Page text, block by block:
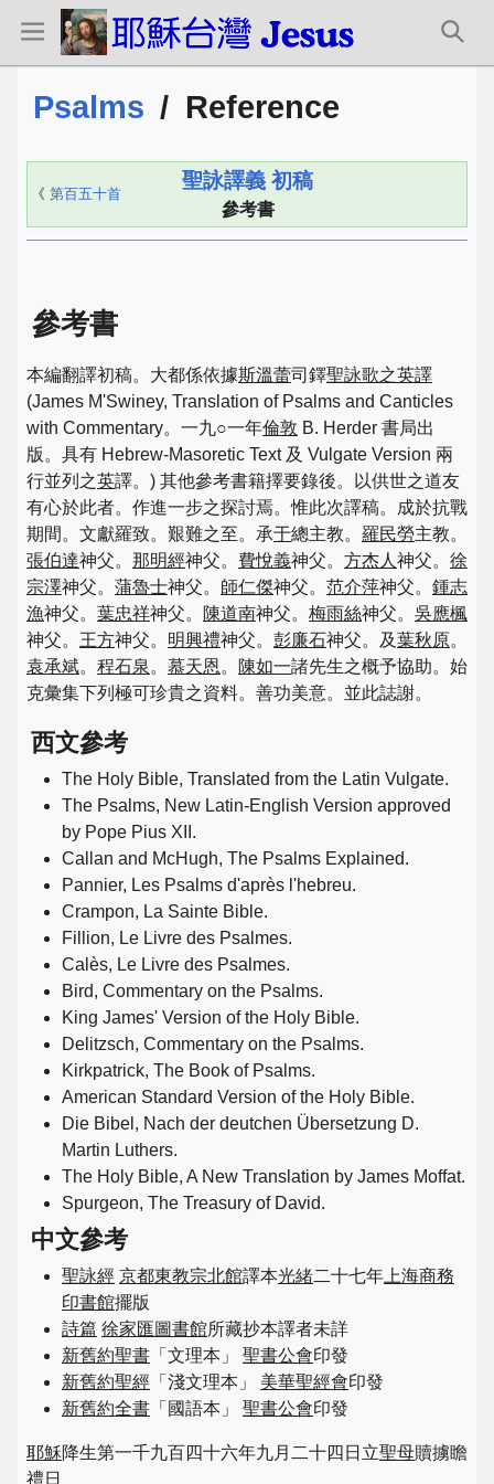
Psalms / Reference
《 第百五十首
聖詠譯義 初稿
參考書
參考書
本編翻譯初稿。大都係依據斯溫蕾司鐸聖詠歌之英譯
(James M'Swiney, Translation of Psalms and Canticles
with Commentary。一九○一年倫敦 B. Herder 書局出
版。具有 Hebrew-Masoretic Text 及 Vulgate Version 兩
行並列之英譯。) 其他參考書籍擇要錄後。以供世之道友
有心於此者。作進一步之探討焉。惟此次譯稿。成於抗戰
期間。文獻羅致。艱難之至。承于總主教。 羅民勞主教。
張伯達神父。 那明經神父。 費悅義神父。 方杰人神父。 徐
宗澤神父。 蒲魯士神父。 師仁傑神父。 范介萍神父。 鍾志
漁神父。 葉忠祥神父。 陳道南神父。 梅雨絲神父。 吳應楓
神父。 王方神父。 明興禮神父。 彭廉石神父。及葉秋原。
袁承斌。 程石泉。 慕天恩。 陳如一諸先生之概予協助。始
克彙集下列極可珍貴之資料。善功美意。並此誌謝。
西文參考
The Holy Bible, Translated from the Latin Vulgate.
The Psalms, New Latin-English Version approved
by Pope Pius XII.
Callan and McHugh, The Psalms Explained.
Pannier, Les Psalms d'après l'hebreu.
Crampon, La Sainte Bible.
Fillion, Le Livre des Psalmes.
Calès, Le Livre des Psalmes.
Bird, Commentary on the Psalms.
King James' Version of the Holy Bible.
Delitzsch, Commentary on the Psalms.
Kirkpatrick, The Book of Psalms.
American Standard Version of the Holy Bible.
Die Bibel, Nach der deutchen Übersetzung D.
Martin Luthers.
The Holy Bible, A New Translation by James Moffat.
Spurgeon, The Treasury of David.
中文參考
聖詠經 京都東教宗北館譯本光緒二十七年 上海商務
印書館擺版
詩篇 徐家匯圖書館所藏抄本譯者未詳
新舊約聖書 「文理本」 聖書公會印發
新舊約聖經 「淺文理本」 美華聖經會印發
新舊約全書 「國語本」 聖書公會印發
耶穌降生第一千九百四十六年九月二十四日立聖母贖擄瞻
禮日